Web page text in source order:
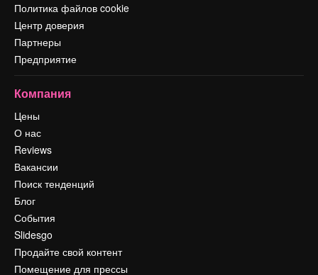
Политика файлов cookie
Центр доверия
Партнеры
Предприятие
Компания
Цены
О нас
Reviews
Вакансии
Поиск тенденций
Блог
События
Slidesgo
Продайте свой контент
Помещение для прессы